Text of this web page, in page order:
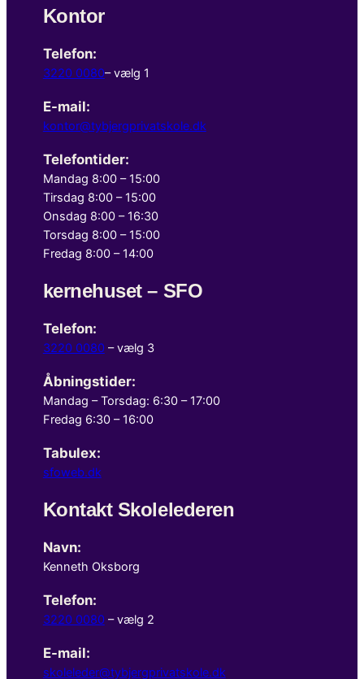
Kontor
Telefon:
3220 0080– vælg 1
E-mail:
kontor@tybjergprivatskole.dk
Telefontider:
Mandag 8:00 – 15:00
Tirsdag 8:00 – 15:00
Onsdag 8:00 – 16:30
Torsdag 8:00 – 15:00
Fredag 8:00 – 14:00
kernehuset – SFO
Telefon:
3220 0080– vælg 3
Åbningstider:
Mandag – Torsdag: 6:30 – 17:00
Fredag 6:30 – 16:00
Tabulex:
sfoweb.dk
Kontakt Skolelederen
Navn:
Kenneth Oksborg
Telefon:
3220 0080– vælg 2
E-mail:
skoleleder@tybjergprivatskole.dk